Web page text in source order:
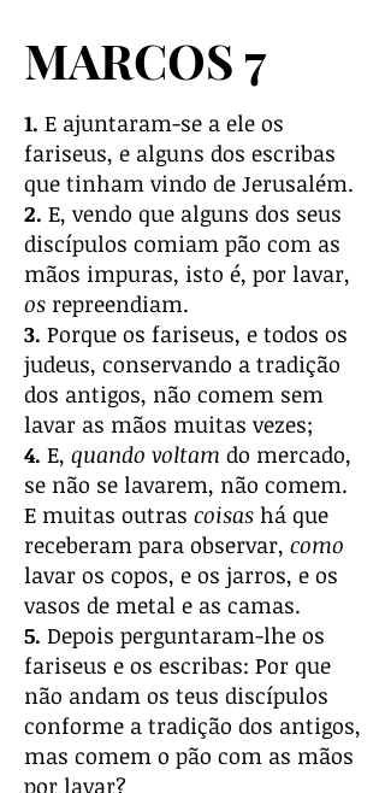
MARCOS 7
1. E ajuntaram-se a ele os
fariseus, e alguns dos escribas
que tinham vindo de Jerusalém.
2. E, vendo que alguns dos seus
discípulos comiam pão com as
mãos impuras, isto é, por lavar,
os repreendiam.
3. Porque os fariseus, e todos os
judeus, conservando a tradição
dos antigos, não comem sem
lavar as mãos muitas vezes;
4. E, quando voltam do mercado,
se não se lavarem, não comem.
E muitas outras coisas há que
receberam para observar, como
lavar os copos, e os jarros, e os
vasos de metal e as camas.
5. Depois perguntaram-lhe os
fariseus e os escribas: Por que
não andam os teus discípulos
conforme a tradição dos antigos,
mas comem o pão com as mãos
por lavar?